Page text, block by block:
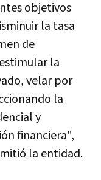
objetivos
la tasa
de
la
velar por
la
y
financiera",
la entidad.